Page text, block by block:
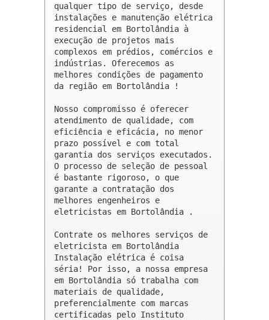
qualquer tipo de serviço, desde
instalações e manutenção elétrica
residencial em Bortolândia à
execução de projetos mais
complexos em prédios, comércios e
indústrias. Oferecemos as
melhores condições de pagamento
da região em Bortolândia !
Nosso compromisso é oferecer
atendimento de qualidade, com
eficiência e eficácia, no menor
prazo possível e com total
garantia dos serviços executados.
O processo de seleção de pessoal
é bastante rigoroso, o que
garante a contratação dos
melhores engenheiros e
eletricistas em Bortolândia .
Contrate os melhores serviços de
eletricista em Bortolândia
Instalação elétrica é coisa
séria! Por isso, a nossa empresa
em Bortolândia só trabalha com
materiais de qualidade,
preferencialmente com marcas
certificadas pelo Instituto